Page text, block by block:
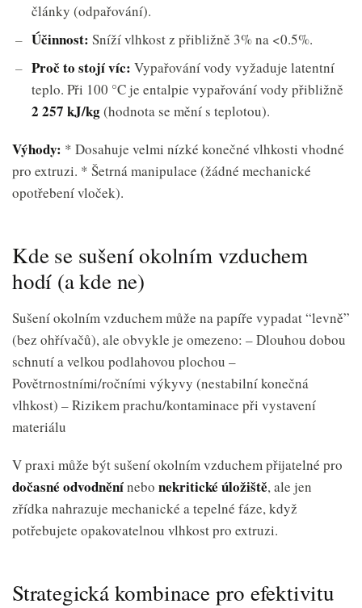
články (odpařování).
Účinnost: Sníží vlhkost z přibližně 3% na <0.5%.
Proč to stojí víc: Vypařování vody vyžaduje latentní
teplo. Při 100 °C je entalpie vypařování vody přibližně
2 257 kJ/kg(hodnota se mění s teplotou).
Výhody: * Dosahuje velmi nízké konečné vlhkosti vhodné
pro extruzi. * Šetrná manipulace (žádné mechanické
opotřebení vloček).
Kde se sušení okolním vzduchem
hodí (a kde ne)
Sušení okolním vzduchem může na papíře vypadat “levně”
(bez ohřívačů), ale obvykle je omezeno: – Dlouhou dobou
schnutí a velkou podlahovou plochou –
Povětrnostními/ročními výkyvy (nestabilní konečná
vlhkost) – Rizikem prachu/kontaminace při vystavení
materiálu
V praxi může být sušení okolním vzduchem přijatelné pro
dočasné odvodněnínebo nekritické úložiště, ale jen
zřídka nahrazuje mechanické a tepelné fáze, když
potřebujete opakovatelnou vlhkost pro extruzi.
Strategická kombinace pro efektivitu